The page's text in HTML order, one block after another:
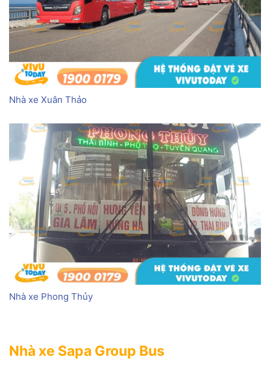
Nhà xe Sapa Group Bus
Nhà xe Xuân Thảo
Nhà xe Phong Thủy